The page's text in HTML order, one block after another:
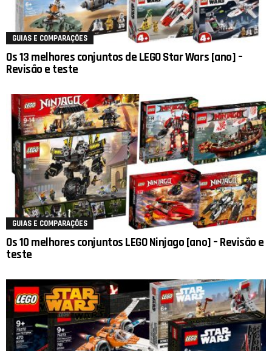
GUIAS E COMPARAÇÕES
Os 13 melhores conjuntos de LEGO Star Wars [ano] –
Revisão e teste
GUIAS E COMPARAÇÕES
Os 10 melhores conjuntos LEGO Ninjago [ano] – Revisão e
teste